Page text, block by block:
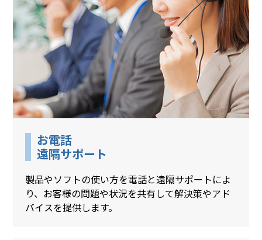
お電話
遠隔サポート
製品やソフトの使い方を電話と遠隔サポートによ
り、お客様の問題や状況を共有して解決策やアド
バイスを提供します。